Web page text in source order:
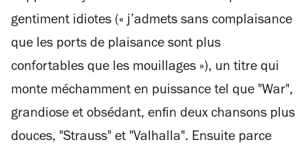
gentiment idiotes (« j’admets sans complaisance
que les ports de plaisance sont plus
confortables que les mouillages »), un titre qui
monte méchamment en puissance tel que "War",
grandiose et obsédant, enfin deux chansons plus
douces, "Strauss" et "Valhalla". Ensuite parce